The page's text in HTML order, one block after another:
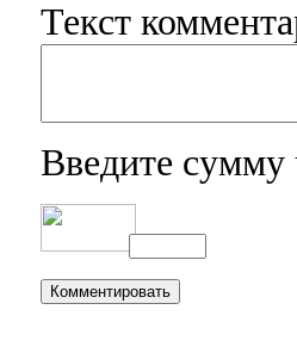
Текст
Введите сумму